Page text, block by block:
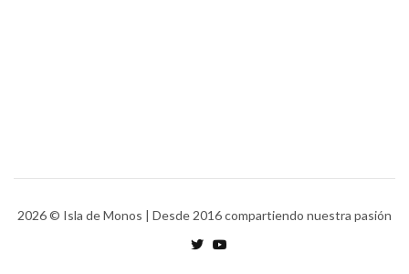
2026© Isla de Monos | Desde 2016 compartiendo nuestra pasión